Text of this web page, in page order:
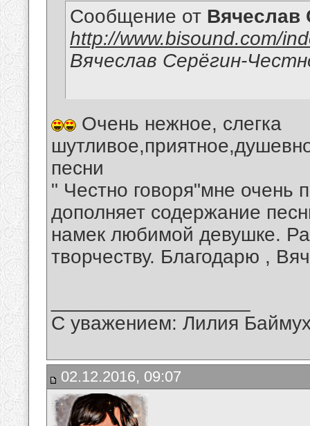
Сообщение от Вячеслав
http://www.bisound.com/
Вячеслав Серёгин-
Очень нежное, слегка
песни
" Честно говоря"мне очень
дополняет содержание
намек любимой девушке.
творчеству. Благодарю ,
С уважением: Лилия
02.12.2016, 09:07